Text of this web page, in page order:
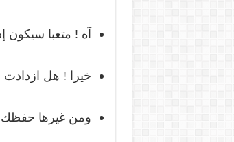
آه ! متعبا سيكون
خيرا ! هل
ومن غيرها حفظك